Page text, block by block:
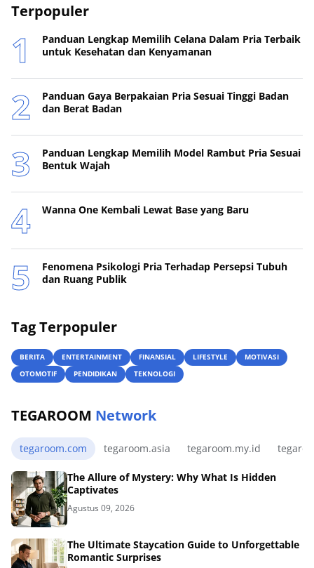
Terpopuler
Panduan Lengkap Memilih Celana Dalam Pria Terbaik
untuk Kesehatan dan Kenyamanan
Panduan Gaya Berpakaian Pria Sesuai Tinggi Badan
dan Berat Badan
Panduan Lengkap Memilih Model Rambut Pria Sesuai
Bentuk Wajah
Wanna One Kembali Lewat Base yang Baru
Fenomena Psikologi Pria Terhadap Persepsi Tubuh
dan Ruang Publik
Tag Terpopuler
BERITA ENTERTAINMENT FINANSIAL LIFESTYLE
MOTIVASI
OTOMOTIF
PENDIDIKAN TEKNOLOGI
TEGAROOM Network
tegaroom.com tegaroom.asia tegaroom.my.id
The Allure of Mystery: Why What Is Hidden
Captivates
Agustus 09, 2026
The Ultimate Staycation Guide to Unforgettable
Romantic Surprises